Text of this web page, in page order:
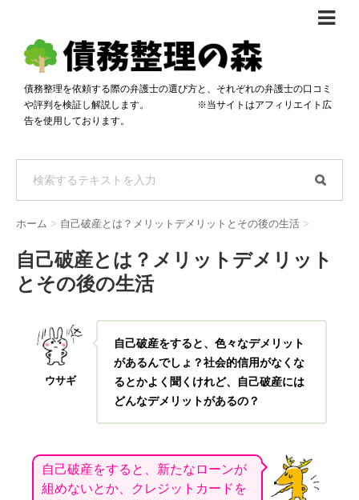
債務整理体験談
おすすめ
料金比較
自己破産・個人再生料金比較
過払い金料金比較
専門家の選び方
料金で選ぶ
着手金無料で選ぶ
24時間年中無休で選ぶ
匿名借金相談
債務整理を依頼する際の弁護士の選び方と、それぞれの弁護士の口コミ
や評判を検証し解説します。 ※当サイトはアフィリエイト広
告を使用しております。
ホーム > 自己破産とは？メリットデメリットとその後の生活 >
自己破産とは？メリットデメリット
とその後の生活
ウサギ
自己破産をすると、色々なデメリット
があるんでしょ？社会的信用がなくな
るとかよく聞くけれど、自己破産には
どんなデメリットがあるの？
自己破産をすると、新たなローンが
組めないとか、クレジットカードを